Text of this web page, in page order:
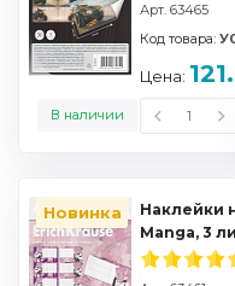
Арт. 63465
В наличии
Код товара:
Цена:
Новинка
Наклейки
Manga, 3